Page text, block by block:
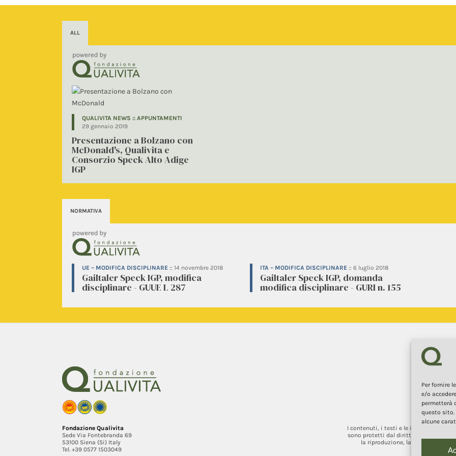
Per fornire
e/o
permetterà
questo sito.
alcune
ALL
QUALIVITA NEWS :: APPUNTAMENTI
29 gennaio 2019
Presentazione a Bolzano con
McDonald's, Qualivita e
Consorzio Speck Alto Adige
IGP
NORMATIVA
UE – MODIFICA DISCIPLINARE :: 14 novembre 2018
Gailtaler Speck IGP, modifica
disciplinare - GUUE L 287
ITA – MODIFICA DISCIPLINARE ::6 luglio 2018
Gailtaler Speck IGP, domanda
modifica disciplinare - GURI n. 155
Fondazione Qualivita
Sede Via Fontebranda 69
53100 Siena (Si) Italy
Tel. +39 0577 1503049
I contenuti, i testi e le immagini di
sono protetti dal diritto d’autore e
la riproduzione, la